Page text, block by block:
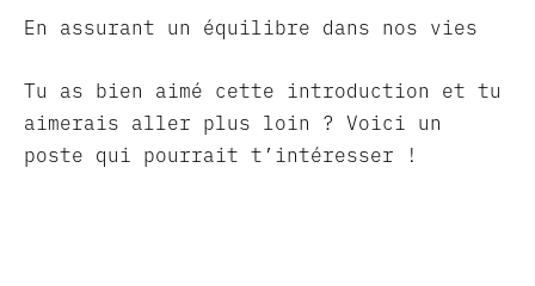
En assurant un équilibre dans nos vies
Tu as bien aimé cette introduction et tu
aimerais aller plus loin ? Voici un
poste qui pourrait t’intéresser !